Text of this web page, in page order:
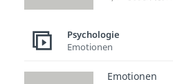
Psychologie
Emotionen
Emotionen